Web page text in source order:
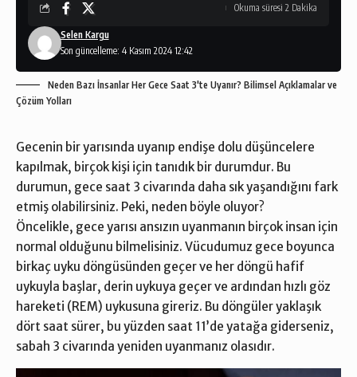
Son güncelleme: 4 Kasım 2024 12:42
Selen Kargu
Okuma süresi 2 Dakika
Neden Bazı İnsanlar Her Gece Saat 3'te Uyanır? Bilimsel Açıklamalar ve
Çözüm Yolları
Gecenin bir yarısında uyanıp endişe dolu düşüncelere
kapılmak, birçok kişi için tanıdık bir durumdur. Bu
durumun, gece saat 3 civarında daha sık yaşandığını fark
etmiş olabilirsiniz. Peki, neden böyle oluyor?
Öncelikle, gece yarısı ansızın uyanmanın birçok insan için
normal olduğunu bilmelisiniz. Vücudumuz gece boyunca
birkaç uyku döngüsünden geçer ve her döngü hafif
uykuyla başlar, derin uykuya geçer ve ardından hızlı göz
hareketi (REM) uykusuna gireriz. Bu döngüler yaklaşık
dört saat sürer, bu yüzden saat 11’de yatağa giderseniz,
sabah 3 civarında yeniden uyanmanız olasıdır.